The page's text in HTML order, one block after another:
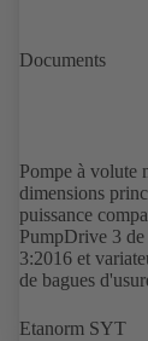
Documents
Pompe à volute
dimensions
puissance
PumpDrive 3
3:2016 et
de bagues
double
EN 12756.
Etanorm SYT